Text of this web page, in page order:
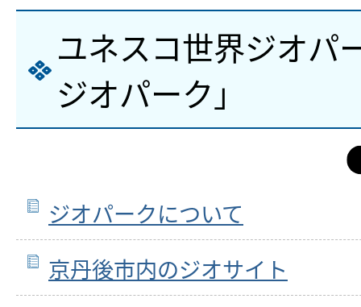
ユネスコ世界ジオパ
ジオパーク」
ジオパークについて
京丹後市内のジオサイト